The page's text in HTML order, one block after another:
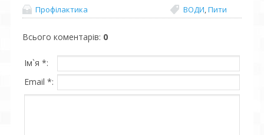
Профілактика ВОДИ Пити
Всього коментарів: 0
Ім`я *:
Email *: